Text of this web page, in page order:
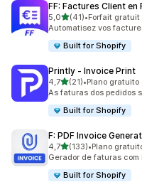
FF: Factures Client en
5,0de 5 estrelas
(41)
41 avaliações ao todo
•Forfait gratuit
Automatisez vos
Built for Shopify
Printly ‑ Invoice Print
4,7de 5 estrelas
(21)
21 avaliações ao todo
•Plano gratuito
As faturas dos pedidos
Built for Shopify
F: PDF Invoice
4,7de 5 estrelas
(133)
133 avaliações ao todo
•Plano
Gerador de faturas com
Built for Shopify